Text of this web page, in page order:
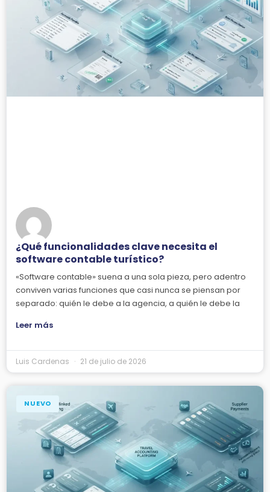
¿Qué funcionalidades clave necesita el
software contable turístico?
«Software contable» suena a una sola pieza, pero adentro
conviven varias funciones que casi nunca se piensan por
separado: quién le debe a la agencia, a quién le debe la
Leer más
Luis Cardenas 21 de julio de 2026
NUEVO